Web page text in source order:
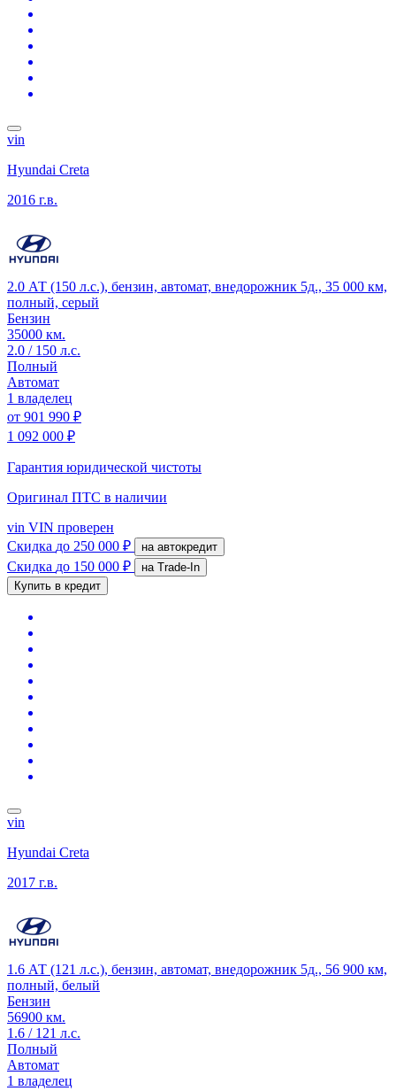
vin
Hyundai Creta
2016 г.в.
2.0 АТ (150 л.с.), бензин, автомат, внедорожник 5д., 35 000 км,
полный, серый
Бензин
35000 км.
2.0 / 150 л.с.
Полный
Автомат
1 владелец
от 901 990 ₽
1 092 000 ₽
Гарантия юридической чистоты
Оригинал ПТС в наличии
vin VIN проверен
Скидка до 250 000 ₽ на автокредит
Скидка до 150 000 ₽
на Trade-In
Купить в кредит
vin
Hyundai Creta
2017 г.в.
1.6 АТ (121 л.с.), бензин, автомат, внедорожник 5д., 56 900 км,
полный, белый
Бензин
56900 км.
1.6 / 121 л.с.
Полный
Автомат
1 владелец